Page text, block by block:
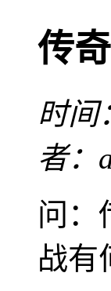
传
时间
者：
问：
战有